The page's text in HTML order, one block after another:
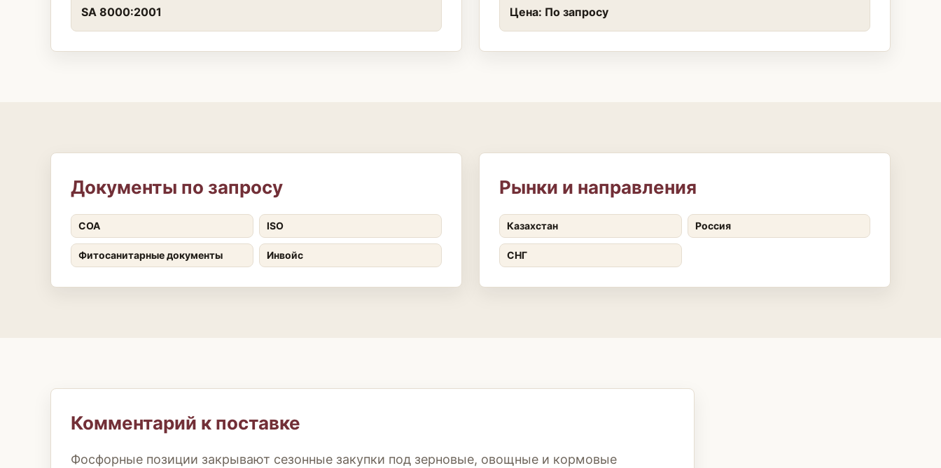
SA 8000:2001 Цена: По запросу
Документы по запросу
COA ISO
Фитосанитарные документы Инвойс
Рынки и направления
Казахстан Россия
СНГ
Комментарий к поставке
Фосфорные позиции закрывают сезонные закупки под зерновые, овощные и кормовые